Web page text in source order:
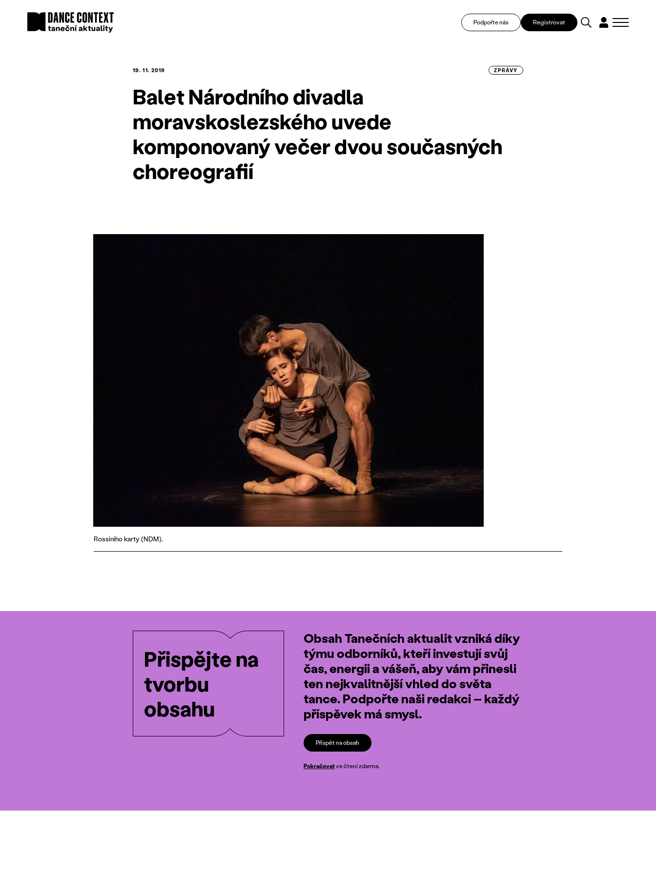
Podpořte nás Registrovat
19. 11. 2019 ZPRÁVY
Balet Národního divadla
moravskoslezského uvede
komponovaný večer dvou současných
choreografií
Rossiniho karty (NDM).
Přispějte na
tvorbu
obsahu
Obsah Tanečních aktualit vzniká díky
týmu odborníků, kteří investují svůj
čas, energii a vášeň, aby vám přinesli
ten nejkvalitnější vhled do světa
tance. Podpořte naši redakci – každý
příspěvek má smysl.
Přispět na obsah
Pokračovatve čtení zdarma.